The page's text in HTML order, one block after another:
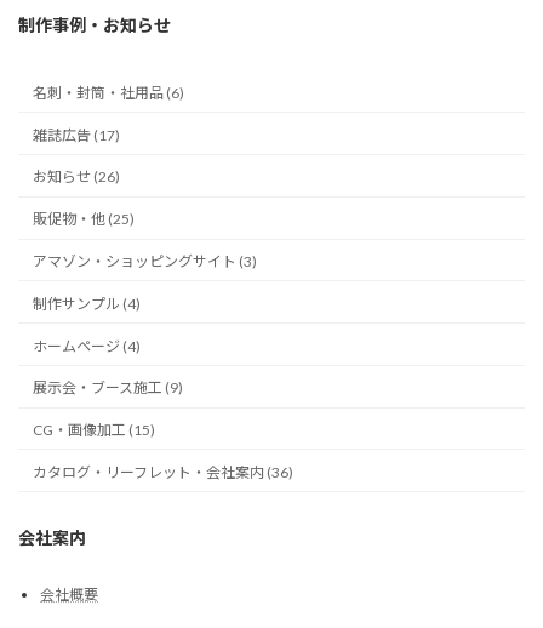
制作事例・お知らせ
名刺・封筒・社用品 (6)
雑誌広告 (17)
お知らせ (26)
販促物・他 (25)
アマゾン・ショッピングサイト (3)
制作サンプル (4)
ホームページ (4)
展示会・ブース施工 (9)
CG・画像加工 (15)
カタログ・リーフレット・会社案内 (36)
会社案内
会社概要